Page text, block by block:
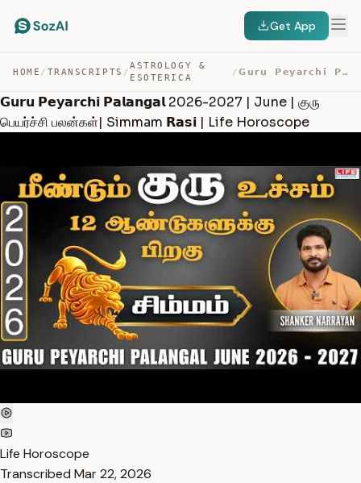
Get App
HOME / TRANSCRIPTS /
ASTROLOGY &
ESOTERICA
/ 𝗚𝘂𝗿𝘂 𝗣𝗲𝘆𝗮𝗿𝗰𝗵𝗶 𝗣𝗮𝗹𝗮𝗻𝗴𝗮𝗹 2026-2027 | JUNE | குரு பெயர்ச்ச… — TRANSCRIPT
𝗚𝘂𝗿𝘂 𝗣𝗲𝘆𝗮𝗿𝗰𝗵𝗶 𝗣𝗮𝗹𝗮𝗻𝗴𝗮𝗹 2026-2027 | June | குரு
பெயர்ச்சி பலன்கள்| Simmam 𝗥𝗮𝘀𝗶 | Life Horoscope
Life Horoscope
Transcribed Mar 22, 2026